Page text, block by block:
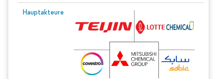
Hauptakteure
Bild © Mordor Intelligence. Wiederverwendung erfordert Namensnennung